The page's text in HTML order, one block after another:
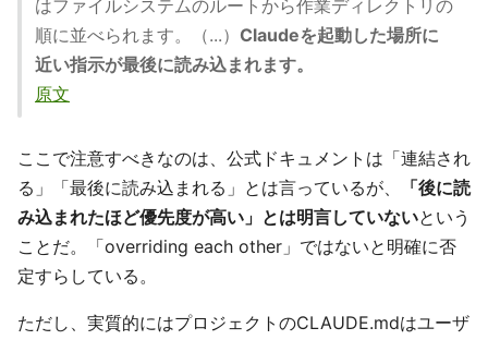
はファイルシステムのルートから作業ディレクトリの
順に並べられます。（...） Claudeを起動した場所に
近い指示が最後に読み込まれます。
原文
ここで注意すべきなのは、公式ドキュメントは「連結され
る」「最後に読み込まれる」とは言っているが、
「後に読
み込まれたほど優先度が高い」とは明言していないという
ことだ。「overriding each other」ではないと明確に否
定すらしている。
ただし、実質的にはプロジェクトのCLAUDE.mdはユーザ